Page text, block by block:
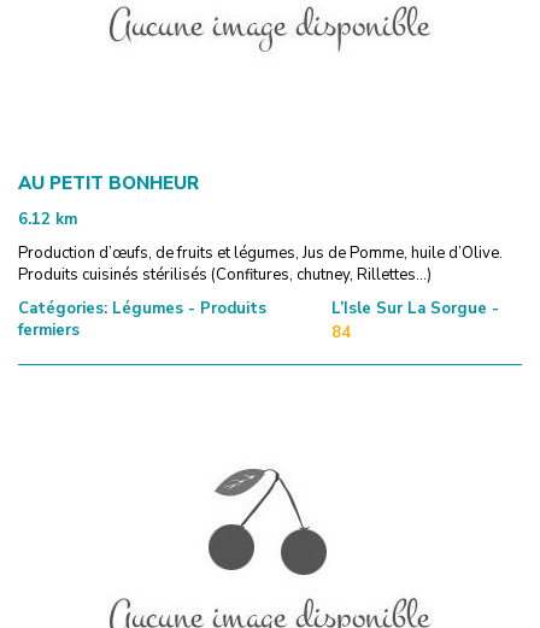
AU PETIT BONHEUR
6.12 km
Production d’œufs, de fruits et légumes, Jus de Pomme, huile d’Olive.
Produits cuisinés stérilisés (Confitures, chutney, Rillettes…)
Catégories: Légumes - Produits
fermiers
L’Isle Sur La Sorgue -
84